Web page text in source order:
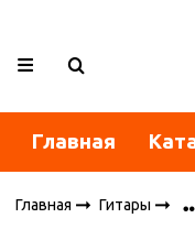
Главная
Главная Гитары